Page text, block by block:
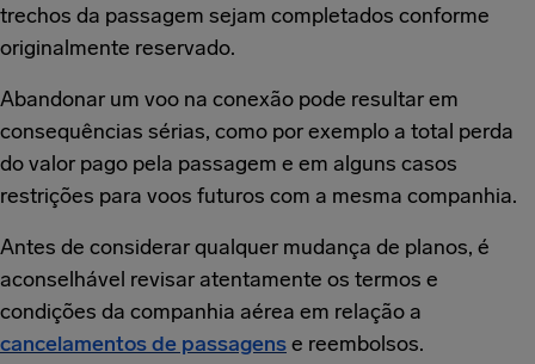
trechos da passagem sejam completados conforme
originalmente reservado.
Abandonar um voo na conexão pode resultar em
consequências sérias, como por exemplo a total perda
do valor pago pela passagem e em alguns casos
restrições para voos futuros com a mesma companhia.
Antes de considerar qualquer mudança de planos, é
aconselhável revisar atentamente os termos e
condições da companhia aérea em relação a
cancelamentos de passagense reembolsos.